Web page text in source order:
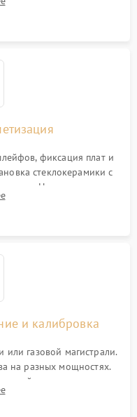
поврежденной
фиксация плат и
стеклокерамики с
Нанесение
уплотнительной
и калибровка
или газовой магистрали.
на разных мощностях.
таймера, индикаторов
от перегрева.